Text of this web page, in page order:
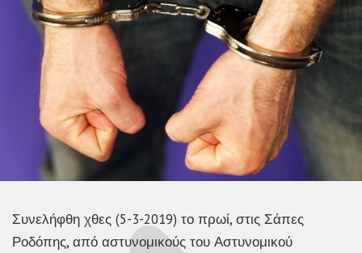
Συνελήφθη χθες (5-3-2019) το πρωί, στις Σάπες
Ροδόπης, από αστυνομικούς του Αστυνομικού